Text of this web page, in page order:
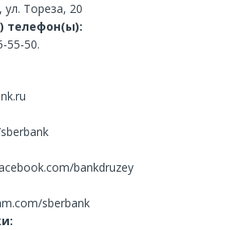
ул. Тореза, 20
телефон(ы):
55-50.
bankdruzey
sberbank